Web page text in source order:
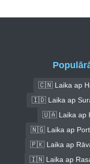
🇨🇳 Laika ap
🇮🇩 Laika ap
🇺🇦 Laika ap
🇳🇬 Laika ap Port
🇵🇰 Laika ap
🇮🇳 Laika ap